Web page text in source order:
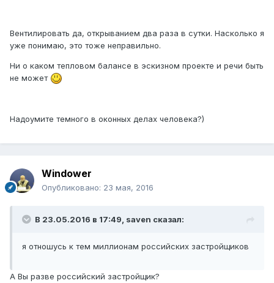
Вентилировать да, открыванием два раза в сутки. Насколько я
уже понимаю, это тоже неправильно.
Ни о каком тепловом балансе в эскизном проекте и речи быть
не может
Надоумите темного в оконных делах человека?)
Windower
Опубликовано: 23 мая, 2016
В 23.05.2016 в 17:49, saven сказал:
я отношусь к тем миллионам российских застройщиков
А Вы разве российский застройщик?